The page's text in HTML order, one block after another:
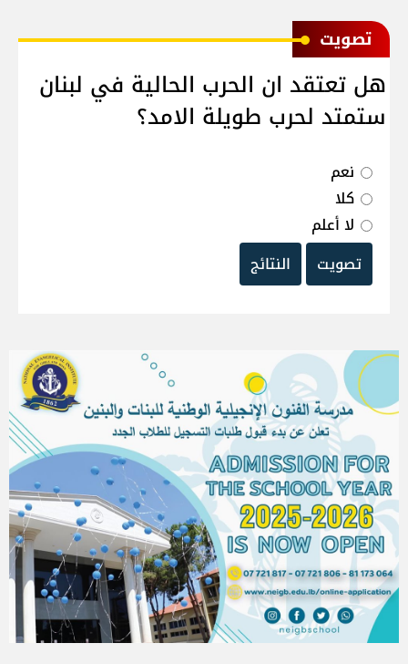
ﺗﺼﻮﻳﺖ
هل تعتقد ان الحرب الحالية في لبنان
ستمتد لحرب طويلة الامد؟
نعم
كلا
لا أعلم
تصويت
النتائج